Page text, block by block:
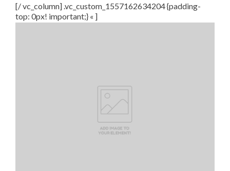
[/ vc_column] .vc_custom_1557162634204 {padding-
top: 0px! important;} « ]